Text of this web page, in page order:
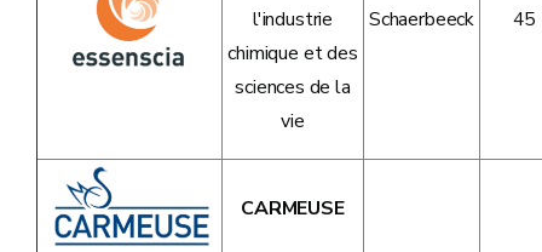
l'industrie
chimique et des
sciences de la
vie
Schaerbeeck 45
CARMEUSE